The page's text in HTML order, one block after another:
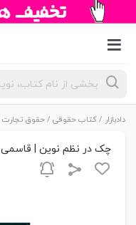
جستجوی
محصولات
دادبازار /کتاب حقوقی /حقوق تجارت
چک در نظم نوین | قاسمی